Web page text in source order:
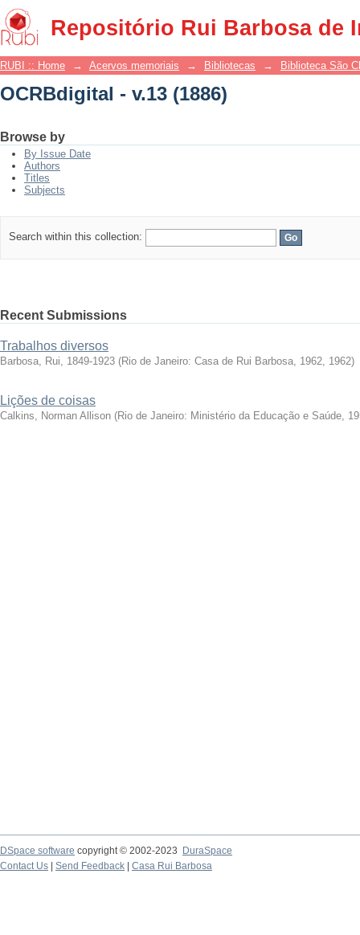
Repositório Rui Barbosa de
OCRBdigital - v.13 (1886)
RUBI :: Home → Acervos memoriais → Bibliotecas → Biblioteca São
OCRBdigital - v.13 (1886)
Browse by
By Issue Date
Authors
Titles
Subjects
Search within this collection:
Recent Submissions
Trabalhos diversos
Barbosa, Rui, 1849-1923 (Rio de Janeiro: Casa de Rui Barbosa, 1962, 1962)
Lições de coisas
Calkins, Norman Allison (Rio de Janeiro: Ministério da Educação e Saúde,
DSpace software copyright © 2002-2023
DuraSpace
Contact Us
Send Feedback Casa Rui Barbosa